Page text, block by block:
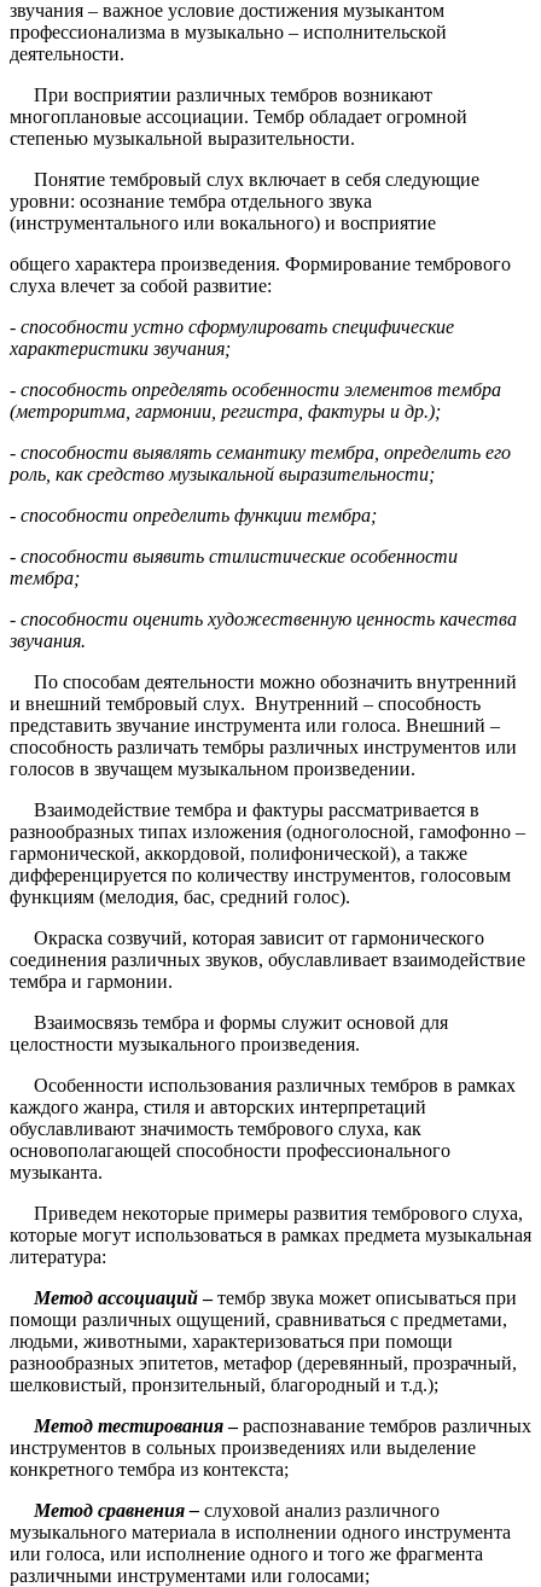
звучания – важное условие достижения музыкантом
профессионализма в музыкально – исполнительской
деятельности.
При восприятии различных тембров возникают
многоплановые ассоциации. Тембр обладает огромной
степенью музыкальной выразительности.
Понятие тембровый слух включает в себя следующие
уровни: осознание тембра отдельного звука
(инструментального или вокального) и восприятие
общего характера произведения. Формирование тембрового
слуха влечет за собой развитие:
- способности устно сформулировать специфические
характеристики звучания;
- способность определять особенности элементов тембра
(метроритма, гармонии, регистра, фактуры и др.);
- способности выявлять семантику тембра, определить его
роль, как средство музыкальной выразительности;
- способности определить функции тембра;
- способности выявить стилистические особенности
тембра;
- способности оценить художественную ценность качества
звучания.
По способам деятельности можно обозначить внутренний
и внешний тембровый слух. Внутренний – способность
представить звучание инструмента или голоса. Внешний –
способность различать тембры различных инструментов или
голосов в звучащем музыкальном произведении.
Взаимодействие тембра и фактуры рассматривается в
разнообразных типах изложения (одноголосной, гамофонно –
гармонической, аккордовой, полифонической), а также
дифференцируется по количеству инструментов, голосовым
функциям (мелодия, бас, средний голос).
Окраска созвучий, которая зависит от гармонического
соединения различных звуков, обуславливает взаимодействие
тембра и гармонии.
Взаимосвязь тембра и формы служит основой для
целостности музыкального произведения.
Особенности использования различных тембров в рамках
каждого жанра, стиля и авторских интерпретаций
обуславливают значимость тембрового слуха, как
основополагающей способности профессионального
музыканта.
Приведем некоторые примеры развития тембрового слуха,
которые могут использоваться в рамках предмета музыкальная
литература:
Метод ассоциаций–тембр звука может описываться при
помощи различных ощущений, сравниваться с предметами,
людьми, животными, характеризоваться при помощи
разнообразных эпитетов, метафор (деревянный, прозрачный,
шелковистый, пронзительный, благородный и т.д.);
Метод тестирования–распознавание тембров различных
инструментов в сольных произведениях или выделение
конкретного тембра из контекста;
Метод сравнения – слуховой анализ различного
музыкального материала в исполнении одного инструмента
или голоса, или исполнение одного и того же фрагмента
различными инструментами или голосами;